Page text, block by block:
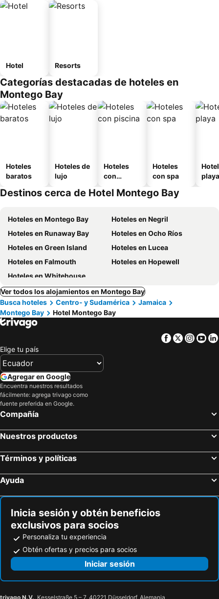
Hotel Resorts
Categorías destacadas de hoteles en
Montego Bay
Hoteles
baratos
Hoteles de
lujo
Hoteles
con
Hoteles
con spa
playa
Destinos cerca de Hotel Montego Bay
Hoteles en Montego Bay
Hoteles en Negril
Hoteles en Runaway Bay
Hoteles en Ocho Ríos
Hoteles en Green Island
Hoteles en Lucea
Hoteles en Falmouth
Hoteles en Hopewell
Hoteles en Whitehouse
Ver todos los alojamientos en Montego Bay
Busca hoteles
Centro- y Sudamérica
Jamaica
Montego Bay
Hotel Montego Bay
Facebook
Twitter
Elige tu país
Agregar en Google
Encuentra nuestros resultados
fácilmente: agrega trivago como
fuente preferida en Google.
Compañía
Nuestros productos
Términos y políticas
Ayuda
Inicia sesión y obtén beneficios
exclusivos para socios
Personaliza tu experiencia
Obtén ofertas y precios para socios
Iniciar sesión
trivago N.V., Kesselstraße 5 – 7, 40221 Düsseldorf, Alemania